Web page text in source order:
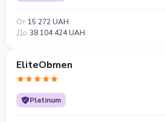
От 15 272 UAH
До 38 104 424 UAH
EliteObmen
Platinum